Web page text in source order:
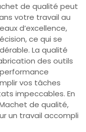
de qualité peut
votre travail au
d’excellence,
ce qui se
La qualité
des outils
vos tâches
impeccables. En
de qualité,
un travail accompli